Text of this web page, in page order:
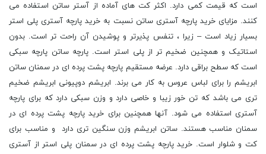
است که قیمت کمی دارد. اکثر کت های آماده از آستر ساتن استفاده می
کنند. مزایای خرید پارچه آستری ساتن نسبت به خرید پارچه آستری پلی استر
بسیار زیاد است – زیرا ، تنفس پذیرتر و پوشیدن آن راحت تر است. بدون
استاتیک و همچنین ضخیم تر از پلی استر است. پارچه ساتن پارچه سبکی
است که سطح براقی دارد. عرضه مستقیم پارچه پشت پرده ای در سمنان ساتن
ابریشم را برای لباس عروس به کار می برند. ابریشم دوپیونی ابریشم ضخیم
تری می باشد که تن خور زیبا و خاصی دارد و وزن سبکی دارد که برای پارچه
آستری استفاده می شود. آنها همچنین برای خرید پارچه پشت پرده ای در
سمنان مناسب هستند. ساتن ابریشم وزن سنگین تری دارد و مناسب برای
کت و شلوار است. خرید پارچه پشت پرده ای در سمنان پلی استر از آستری